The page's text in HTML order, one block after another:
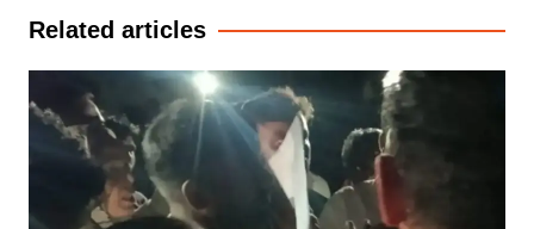
Related articles